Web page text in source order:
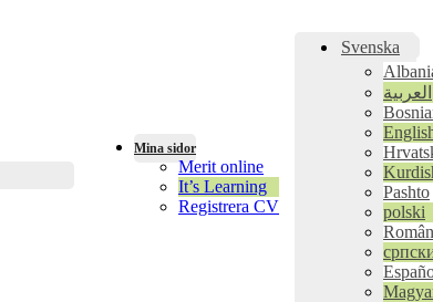
Mina sidor
Merit online
It’s Learning
Registrera CV
Svenska
العربية
Pashto
polski